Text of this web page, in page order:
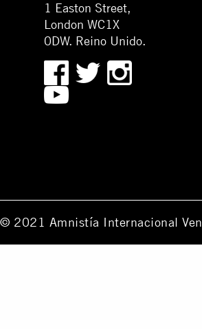
1 Easton Street,
London WC1X
0DW. Reino Unido.
© 2021 Amnistía Internacional